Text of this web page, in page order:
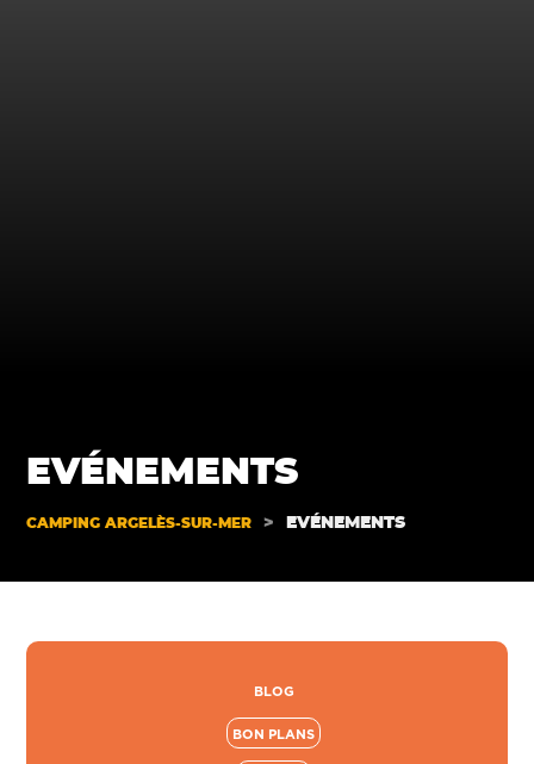
EVÉNEMENTS
CAMPING ARGELÈS-SUR-MER > EVÉNEMENTS
BLOG
BON PLANS